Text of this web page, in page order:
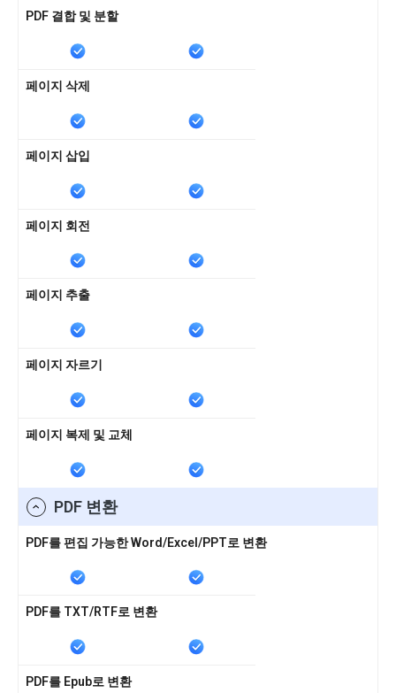
PDF 결합 및 분할
페이지 삭제
페이지 삽입
페이지 회전
페이지 추출
페이지 자르기
페이지 복제 및 교체
PDF 변환
PDF를 편집 가능한 Word/Excel/PPT로 변환
PDF를 TXT/RTF로 변환
PDF를 Epub로 변환